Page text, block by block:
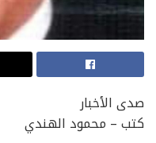
صدى الأخبار
كتب – محمود الهندي